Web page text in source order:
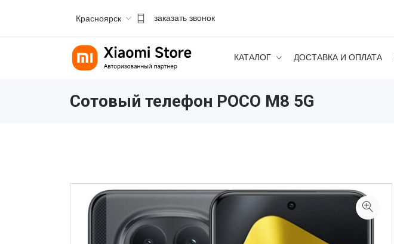
Красноярск заказать звонок
КАТАЛОГ ДОСТАВКА И ОПЛАТА
Сотовый телефон POCO M8 5G